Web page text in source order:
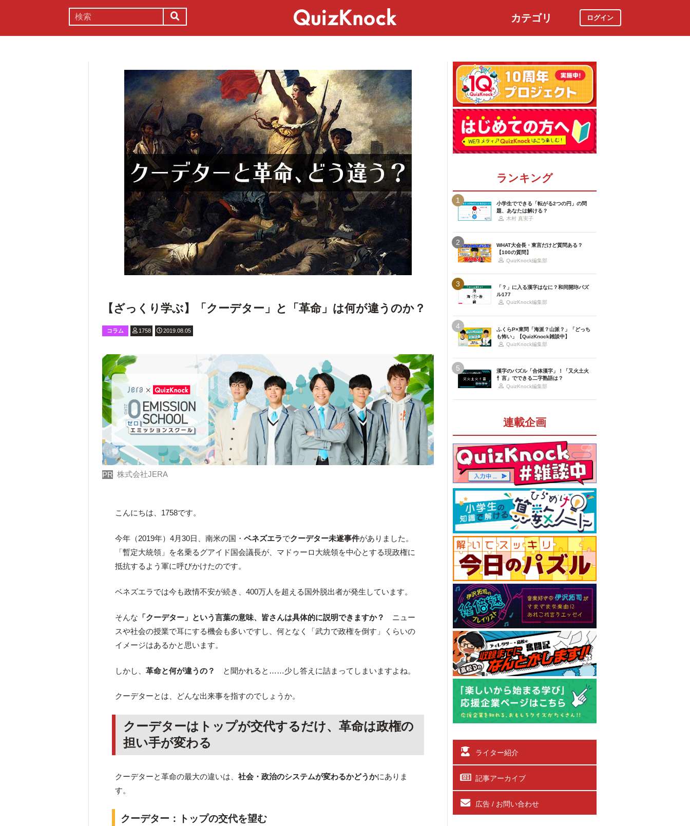
カテゴリ ログイン
【ざっくり学ぶ】「クーデター」と「革命」は何が違うのか？
コラム 1758 2019.08.05
PR 株式会社JERA
こんにちは、1758です。
今年（2019年）4月30日、南米の国・ベネズエラでクーデター未遂事件がありました。
「暫定大統領」を名乗るグアイド国会議長が、マドゥーロ大統領を中心とする現政権に
抵抗するよう軍に呼びかけたのです。
ベネズエラでは今も政情不安が続き、400万人を超える国外脱出者が発生しています。
そんな 「クーデター」という言葉の意味、皆さんは具体的に説明できますか？
ニュー
スや社会の授業で耳にする機会も多いですし、何となく「武力で政権を倒す」くらいの
イメージはあるかと思います。
しかし、革命と何が違うの？ と聞かれると……少し答えに詰まってしまいますよね。
クーデターとは、どんな出来事を指すのでしょうか。
クーデターはトップが交代するだけ、革命は政権の
担い手が変わる
クーデターと革命の最大の違いは、社会・政治のシステムが変わるかどうかにありま
す。
クーデター：トップの交代を望む
ランキング
1
小学生でできる「転がる2つの円」の問
題、あなたは解ける？
木村 真実子
2
WHAT大会長・東言だけど質問ある？
【100の質問】
QuizKnock編集部
3
「？」に入る漢字はなに？和同開珎パズ
ル177
QuizKnock編集部
4
ふくらP×東問「海派？山派？」「どっち
も怖い」【QuizKnock雑談中】
QuizKnock編集部
5
漢字のパズル「合体漢字」！「又火土火
忄言」でできる二字熟語は？
QuizKnock編集部
連載企画
ライター紹介
記事アーカイブ
広告 / お問い合わせ